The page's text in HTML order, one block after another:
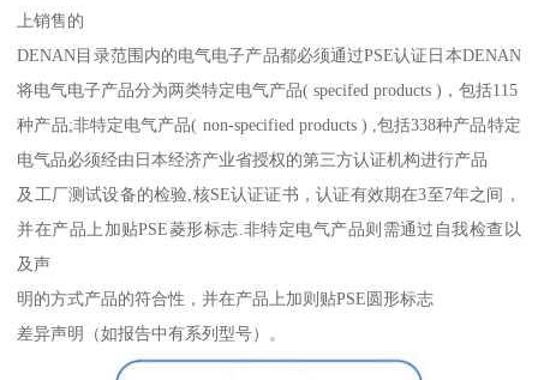
上销售的
DENAN目录范围内的电气电子产品都必须通过PSE认证日本DENAN
将电气电子产品分为两类特定电气产品( specifed products )，包括115
种产品;非特定电气产品( non-specified products ) ,包括338种产品特定
电气品必须经由日本经济产业省授权的第三方认证机构进行产品
及工厂测试设备的检验,核SE认证证书，认证有效期在3至7年之间，
并在产品上加贴PSE菱形标志.非特定电气产品则需通过自我检查以
及声
明的方式产品的符合性，并在产品上加则贴PSE圆形标志
差异声明（如报告中有系列型号）。